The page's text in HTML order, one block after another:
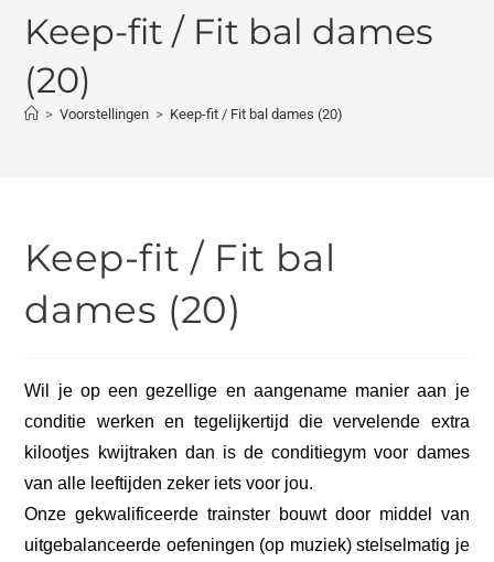
Keep-fit / Fit bal dames
(20)
> Voorstellingen > Keep-fit / Fit bal dames (20)
Keep-fit / Fit bal
dames (20)
Wil je op een gezellige en aangename manier aan je
conditie werken en tegelijkertijd die vervelende extra
kilootjes kwijtraken dan is de conditiegym voor dames
van alle leeftijden zeker iets voor jou.
Onze gekwalificeerde trainster bouwt door middel van
uitgebalanceerde oefeningen (op muziek) stelselmatig je